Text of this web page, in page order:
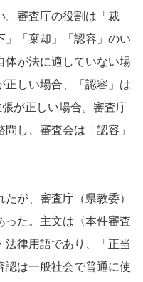
。審査庁の役割は「裁
」「棄却」「認容」のい
体が法に適していない場
正しい場合、「認容」は
が正しい場合。審査庁
問し、審査会は「認容」
が、審査庁（県教委）
った。主文は〈本件審査
法律用語であり、「正当
認は一般社会で普通に使